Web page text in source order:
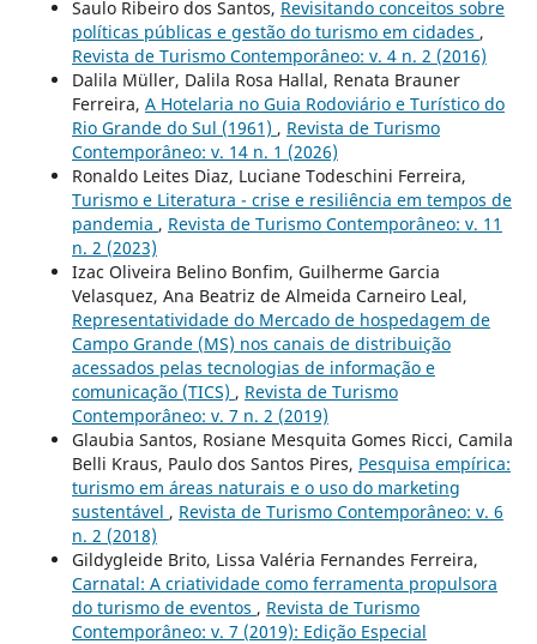
Saulo Ribeiro dos Santos, Revisitando conceitos sobre
políticas públicas e gestão do turismo em cidades ,
Revista de Turismo Contemporâneo: v. 4 n. 2 (2016)
Dalila Müller, Dalila Rosa Hallal, Renata Brauner
Ferreira, A Hotelaria no Guia Rodoviário e Turístico do
Rio Grande do Sul (1961) , Revista de Turismo
Contemporâneo: v. 14 n. 1 (2026)
Ronaldo Leites Diaz, Luciane Todeschini Ferreira,
Turismo e Literatura - crise e resiliência em tempos de
pandemia , Revista de Turismo Contemporâneo: v. 11
n. 2 (2023)
Izac Oliveira Belino Bonfim, Guilherme Garcia
Velasquez, Ana Beatriz de Almeida Carneiro Leal,
Representatividade do Mercado de hospedagem de
Campo Grande (MS) nos canais de distribuição
acessados pelas tecnologias de informação e
comunicação (TICS) , Revista de Turismo
Contemporâneo: v. 7 n. 2 (2019)
Glaubia Santos, Rosiane Mesquita Gomes Ricci, Camila
Belli Kraus, Paulo dos Santos Pires, Pesquisa empírica:
turismo em áreas naturais e o uso do marketing
sustentável , Revista de Turismo Contemporâneo: v. 6
n. 2 (2018)
Gildygleide Brito, Lissa Valéria Fernandes Ferreira,
Carnatal: A criatividade como ferramenta propulsora
do turismo de eventos , Revista de Turismo
Contemporâneo: v. 7 (2019): Edição Especial